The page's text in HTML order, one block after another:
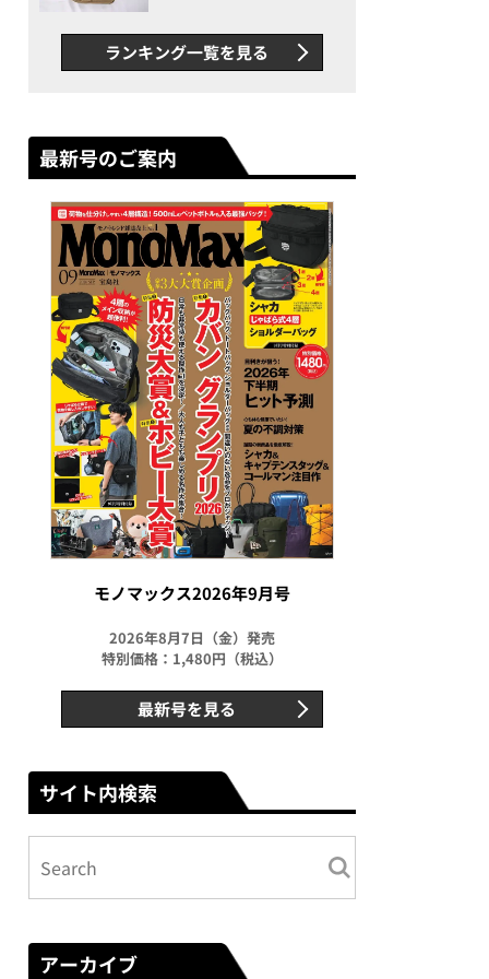
録…ほか【休日バッグの人気
記事ランキングベスト3】
（2026年6月版）
ランキング一覧を見る
最新号のご案内
モノマックス2026年9月号
2026年8月7日（金）発売
特別価格：1,480円（税込）
最新号を見る
サイト内検索
アーカイブ